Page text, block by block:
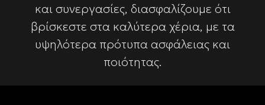
και συνεργασίες, διασφαλίζουμε ότι
βρίσκεστε στα καλύτερα χέρια, με τα
υψηλότερα πρότυπα ασφάλειας και
ποιότητας.